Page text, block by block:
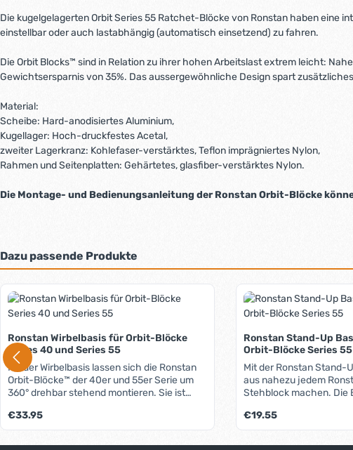
Die kugelgelagerten Orbit Series 55 Ratchet-Blöcke von Ronstan haben eine
einstellbar oder auch lastabhängig (automatisch einsetzend) zu fahren.
Die Orbit Blocks™ sind in Relation zu ihrer hohen Arbeitslast extrem leicht:
Gewichtsersparnis von 35%. Das aussergewöhnliche Design spart
Material:
Scheibe: Hard-anodisiertes Aluminium,
Kugellager: Hoch-druckfestes Acetal,
zweiter Lagerkranz: Kohlefaser-verstärktes, Teflon imprägniertes Nylon,
Rahmen und Seitenplatten: Gehärtetes, glasfiber-verstärktes Nylon.
Die Montage- und Bedienungsanleitung der Ronstan Orbit-Blöcke
Dazu passende Produkte
Produktgalerie überspringen
Ronstan Wirbelbasis für Orbit-Blöcke
Series 40 und Series 55
Mit der Wirbelbasis lassen sich die Ronstan
Orbit-Blöcke™ der 40er und 55er Serie um
360° drehbar stehend montieren. Sie ist
mit dem Loop-Top geeignet. Bei
Verwendung von Blöcken mit Schäkel-Top
wird diese Rolle einfach entfernt.
Regulärer Preis:
€33.95
Ronstan Stand-Up
Orbit-Blöcke Series 55
Mit der Ronstan Stand-
aus nahezu jedem
Stehblock machen. Die
einem Gummibalg, der
senkrechter Position
einer Feder können
Regulärer Preis:
€19.55